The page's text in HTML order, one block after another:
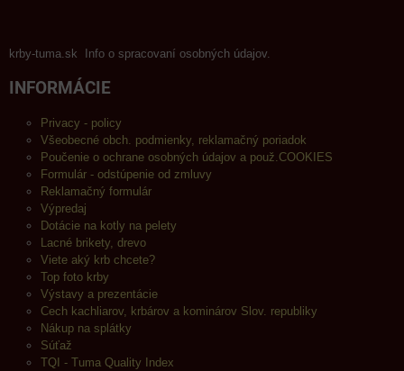
krby-tuma.sk Info o spracovaní osobných údajov.
INFORMÁCIE
Privacy - policy
Všeobecné obch. podmienky, reklamačný poriadok
Poučenie o ochrane osobných údajov a použ.COOKIES
Formulár - odstúpenie od zmluvy
Reklamačný formulár
Výpredaj
Dotácie na kotly na pelety
Lacné brikety, drevo
Viete aký krb chcete?
Top foto krby
Výstavy a prezentácie
Cech kachliarov, krbárov a kominárov Slov. republiky
Nákup na splátky
Súťaž
TQI - Tuma Quality Index